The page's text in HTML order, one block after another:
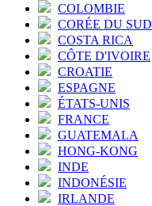
COLOMBIE
CORÉE DU SUD
COSTA RICA
CÔTE D'IVOIRE
CROATIE
ESPAGNE
ÉTATS-UNIS
FRANCE
GUATEMALA
HONG-KONG
INDE
INDONÉSIE
IRLANDE